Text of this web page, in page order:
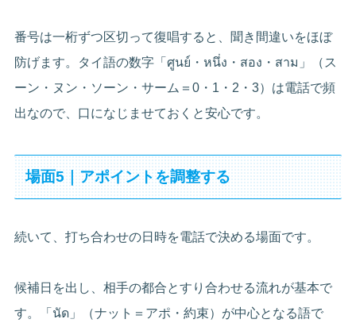
番号は一桁ずつ区切って復唱すると、聞き間違いをほぼ
防げます。タイ語の数字「ศูนย์・หนึ่ง・สอง・สาม」（ス
ーン・ヌン・ソーン・サーム＝0・1・2・3）は電話で頻
出なので、口になじませておくと安心です。
場面5｜アポイントを調整する
続いて、打ち合わせの日時を電話で決める場面です。
候補日を出し、相手の都合とすり合わせる流れが基本で
す。「นัด」（ナット＝アポ・約束）が中心となる語で